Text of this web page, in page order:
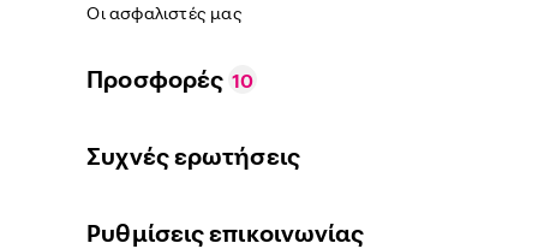
Οι ασφαλιστές μας
Προσφορές 10
Συχνές ερωτήσεις
Ρυθμίσεις επικοινωνίας